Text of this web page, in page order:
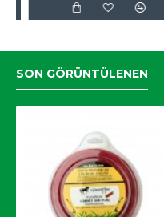
SON GÖRÜNTÜLENEN